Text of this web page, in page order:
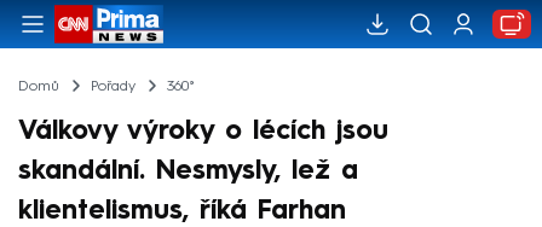
Domů Pořady 360°
Válkovy výroky o lécích jsou
skandální. Nesmysly, lež a
klientelismus, říká Farhan